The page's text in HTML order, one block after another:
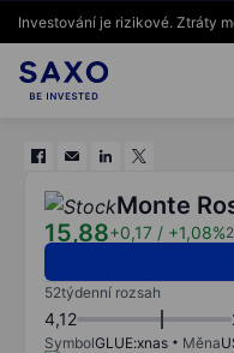
Investování je rizikové. Ztráty
Monte
15,88+0,17 / +1,08%
52týdenní rozsah
4,12
SymbolGLUE:xnas Měna